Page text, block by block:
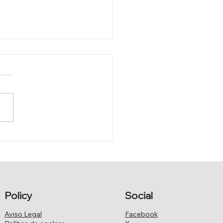
Facebook
Social
Aviso Legal
Policy